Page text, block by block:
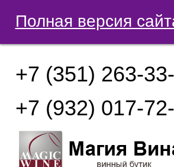
Полная версия
+7 (351) 263-
+7 (932) 017-